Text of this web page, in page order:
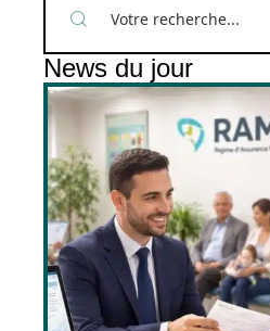
News du jour